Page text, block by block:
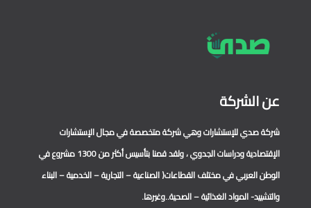
عن الشركة
شركة صدي للإستشارات وهي شركة متخصصة في مجال الإستشارات
الإقتصادية ودراسات الجدوي ، ولقد قمنا بتأسيس أكثر من 1300 مشروع في
الوطن العربي في مختلف القطاعات( الصناعية – التجارية – الخدمية – البناء
والتشييد- المواد الغذائية – الصحية..وغيرها.